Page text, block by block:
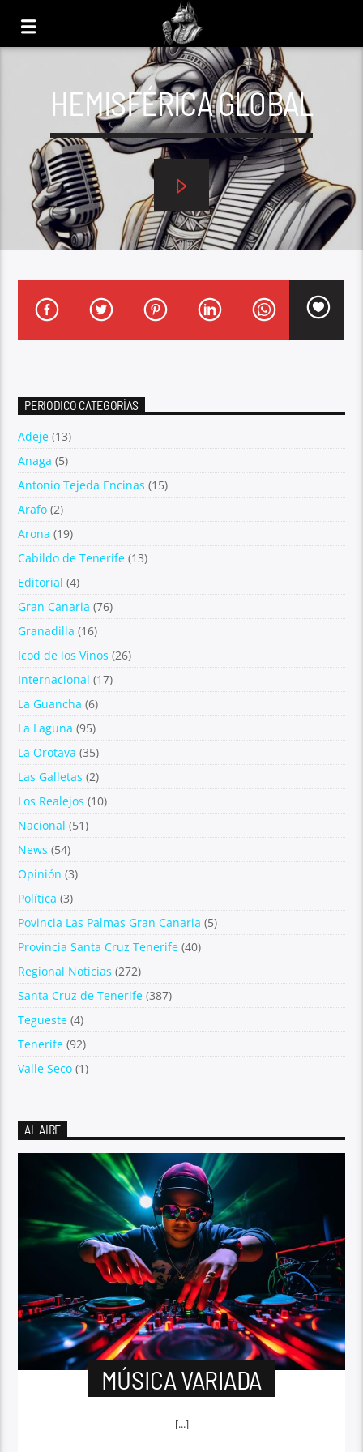
HEMISFÉRICA GLOBAL
PERIODICO CATEGORÍAS
Adeje (13)
Anaga (5)
Antonio Tejeda Encinas (15)
Arafo (2)
Arona (19)
Cabildo de Tenerife (13)
Editorial (4)
Gran Canaria (76)
Granadilla (16)
Icod de los Vinos (26)
Internacional (17)
La Guancha (6)
La Laguna (95)
La Orotava (35)
Las Galletas (2)
Los Realejos (10)
Nacional (51)
News (54)
Opinión (3)
Política (3)
Povincia Las Palmas Gran Canaria (5)
Provincia Santa Cruz Tenerife (40)
Regional Noticias (272)
Santa Cruz de Tenerife (387)
Tegueste (4)
Tenerife (92)
Valle Seco (1)
AL AIRE
MÚSICA VARIADA
[...]